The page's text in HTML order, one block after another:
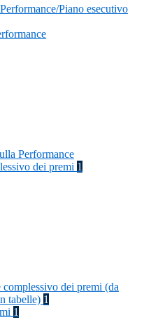
Piano esecutivo
Performance
dei premi 1
dei premi (da
tabelle) 1
1